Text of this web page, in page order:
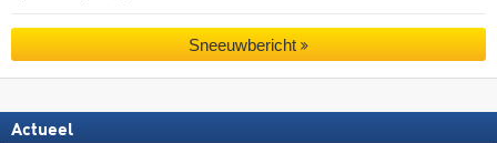
Sneeuwbericht
Actueel